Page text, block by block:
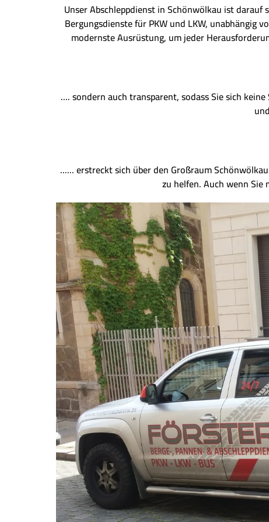
Unser Abschleppdienst in Schönwölkau ist
Bergungsdienste für PKW und LKW, unabhängig
modernste Ausrüstung, um jeder
.... sondern auch transparent, sodass Sie sich
...... erstreckt sich über den Großraum
zu helfen. Auch wenn Sie